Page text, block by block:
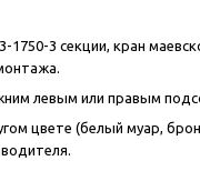
3 секции, кран
левым или правым
цвете (белый муар,